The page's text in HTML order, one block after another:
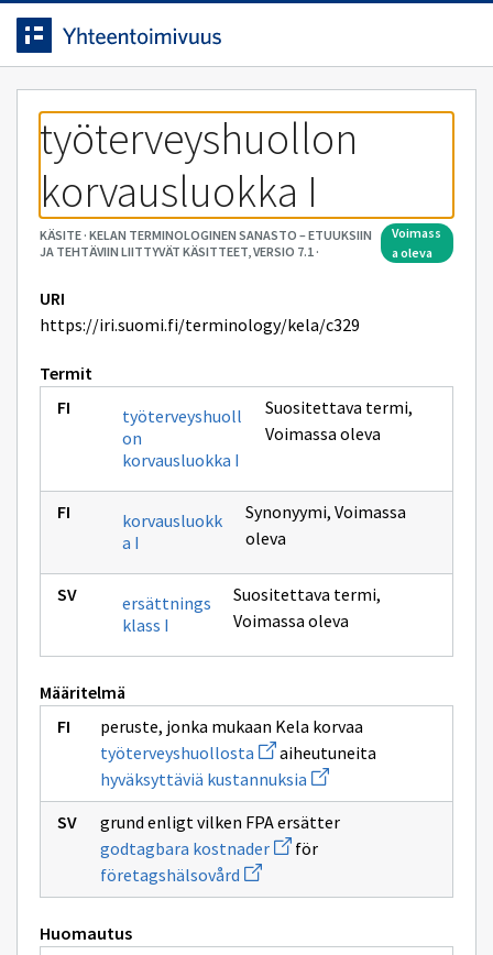
Siirrytty
sivulle
Siirry suoraan sisältöön.
työterveyshuollon
korvausluokka I
KÄSITE· KELAN TERMINOLOGINEN SANASTO – ETUUKSIIN
JA TEHTÄVIIN LIITTYVÄT KÄSITTEET, VERSIO 7.1·
voimass
a oleva
URI
https://iri.suomi.fi/terminology/kela/c329
Termit
työterveyshuoll
on
korvausluokka I
Suositettava termi,
Voimassa oleva
korvausluokk
a I
Synonyymi,Voimassa
oleva
ersättnings
klass I
Suositettava termi,
Voimassa oleva
Määritelmä
peruste, jonka mukaan Kela korvaa
työterveyshuollosta Avaa
uuden
ikkunan
sivulle
työterveyshuollosta
aiheutuneita
hyväksyttäviä kustannuksia Avaa
uuden
ikkunan
sivulle
hyväksyttäviä
kustannuksia
grund enligt vilken FPA ersätter
godtagbara kostnaderAvaa
uuden
sivulle
för
företagshälsovård Avaa
uuden
ikkunan
Huomautus